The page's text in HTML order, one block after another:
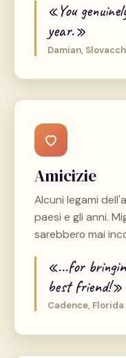
«You
year.»
Damian,
Amicizie
Alcuni legami
paesi e gli anni.
sarebbero mai
«...for
best friend!»
Cadence, Florida